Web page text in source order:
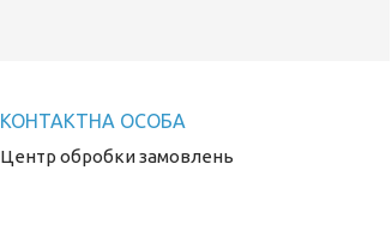
Центр обробки замовлень